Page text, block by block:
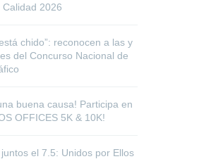
2026
chido”: reconocen a las y
del Concurso Nacional de
buena causa! Participa en
OFFICES 5K & 10K!
el 7.5: Unidos por Ellos